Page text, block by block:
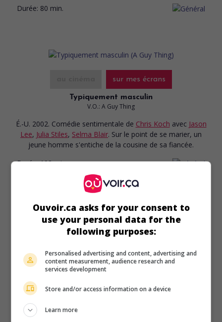
Durée: 80 min.
sur mes écrans
Typiquement masculin
V.O.: A Guy Thing
É.-U. 2002. Comédie sentimentale de Chris Koch avec Jason
Lee, Julia Stiles, Selma Blair. Sur le point de se marier, un
jeune homme s'entiche de la cousine de sa fiancée.
Durée: 102 min.
au cinéma sur mes écrans
V.O.: Traffic
É.-U. 2000. Dramede Steven Soderbergh
histoires entremêlées racontant les efforts de politiciens et
Ouvoir.ca asks for your consent to
use your personal data for the
following purposes:
Personalised advertising and content, advertising and
content measurement, audience research and
services development
Store and/or access information on a device
Learn more